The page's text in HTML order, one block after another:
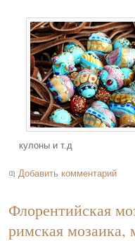
кулоны и т.д
Добавить комментарий
Флорентийская
римская мозаика,